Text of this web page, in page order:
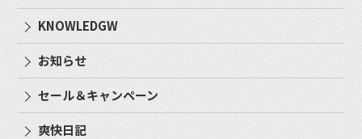
KNOWLEDGW
お知らせ
セール＆キャンペーン
爽快日記